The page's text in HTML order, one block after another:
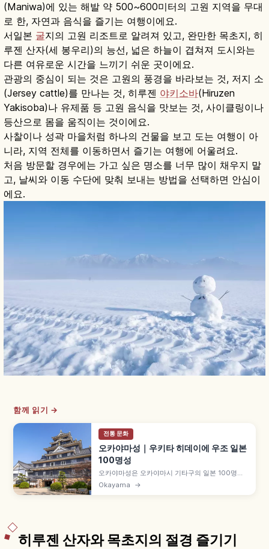
(Maniwa)에 있는 해발 약 500~600미터의 고원 지역을 무대
로 한, 자연과 음식을 즐기는 여행이에요.
서일본 굴지의 고원 리조트로 알려져 있고, 완만한 목초지, 히
루젠 산자(세 봉우리)의 능선, 넓은 하늘이 겹쳐져 도시와는
다른 여유로운 시간을 느끼기 쉬운 곳이에요.
관광의 중심이 되는 것은 고원의 풍경을 바라보는 것, 저지 소
(Jersey cattle)를 만나는 것, 히루젠 야키소바(Hiruzen
Yakisoba)나 유제품 등 고원 음식을 맛보는 것, 사이클링이나
등산으로 몸을 움직이는 것이에요.
사찰이나 성곽 마을처럼 하나의 건물을 보고 도는 여행이 아
니라, 지역 전체를 이동하면서 즐기는 여행에 어울려요.
처음 방문할 경우에는 가고 싶은 명소를 너무 많이 채우지 말
고, 날씨와 이동 수단에 맞춰 보내는 방법을 선택하면 안심이
에요.
함께 읽기 →
전통 문화
오카야마성｜우키타 히데이에 우조 일본
100명성
오카야마성은 오카야마시 기타구의 일본 100명성
으로, 도요토미 오대로 우키타 히데이에가 1597년
(게이초 2년) 천수 완성, 검은 옻칠 시타미이타 칠흑
Okayama →
히루젠 산자와 목초지의 절경 즐기기